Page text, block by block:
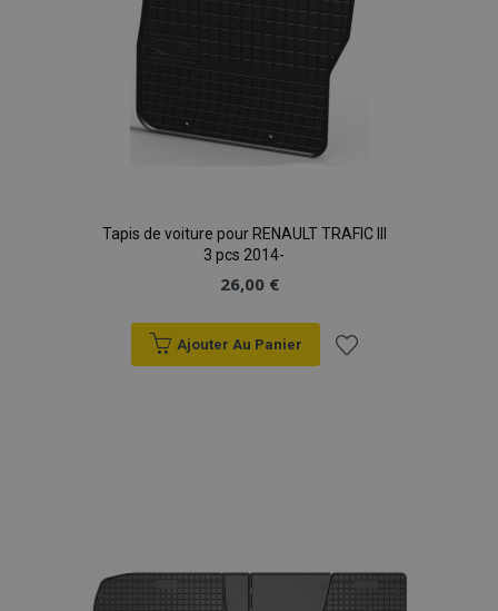
Tapis de voiture pour RENAULT TRAFIC III
3 pcs 2014-
26,00 €
Ajouter Au Panier